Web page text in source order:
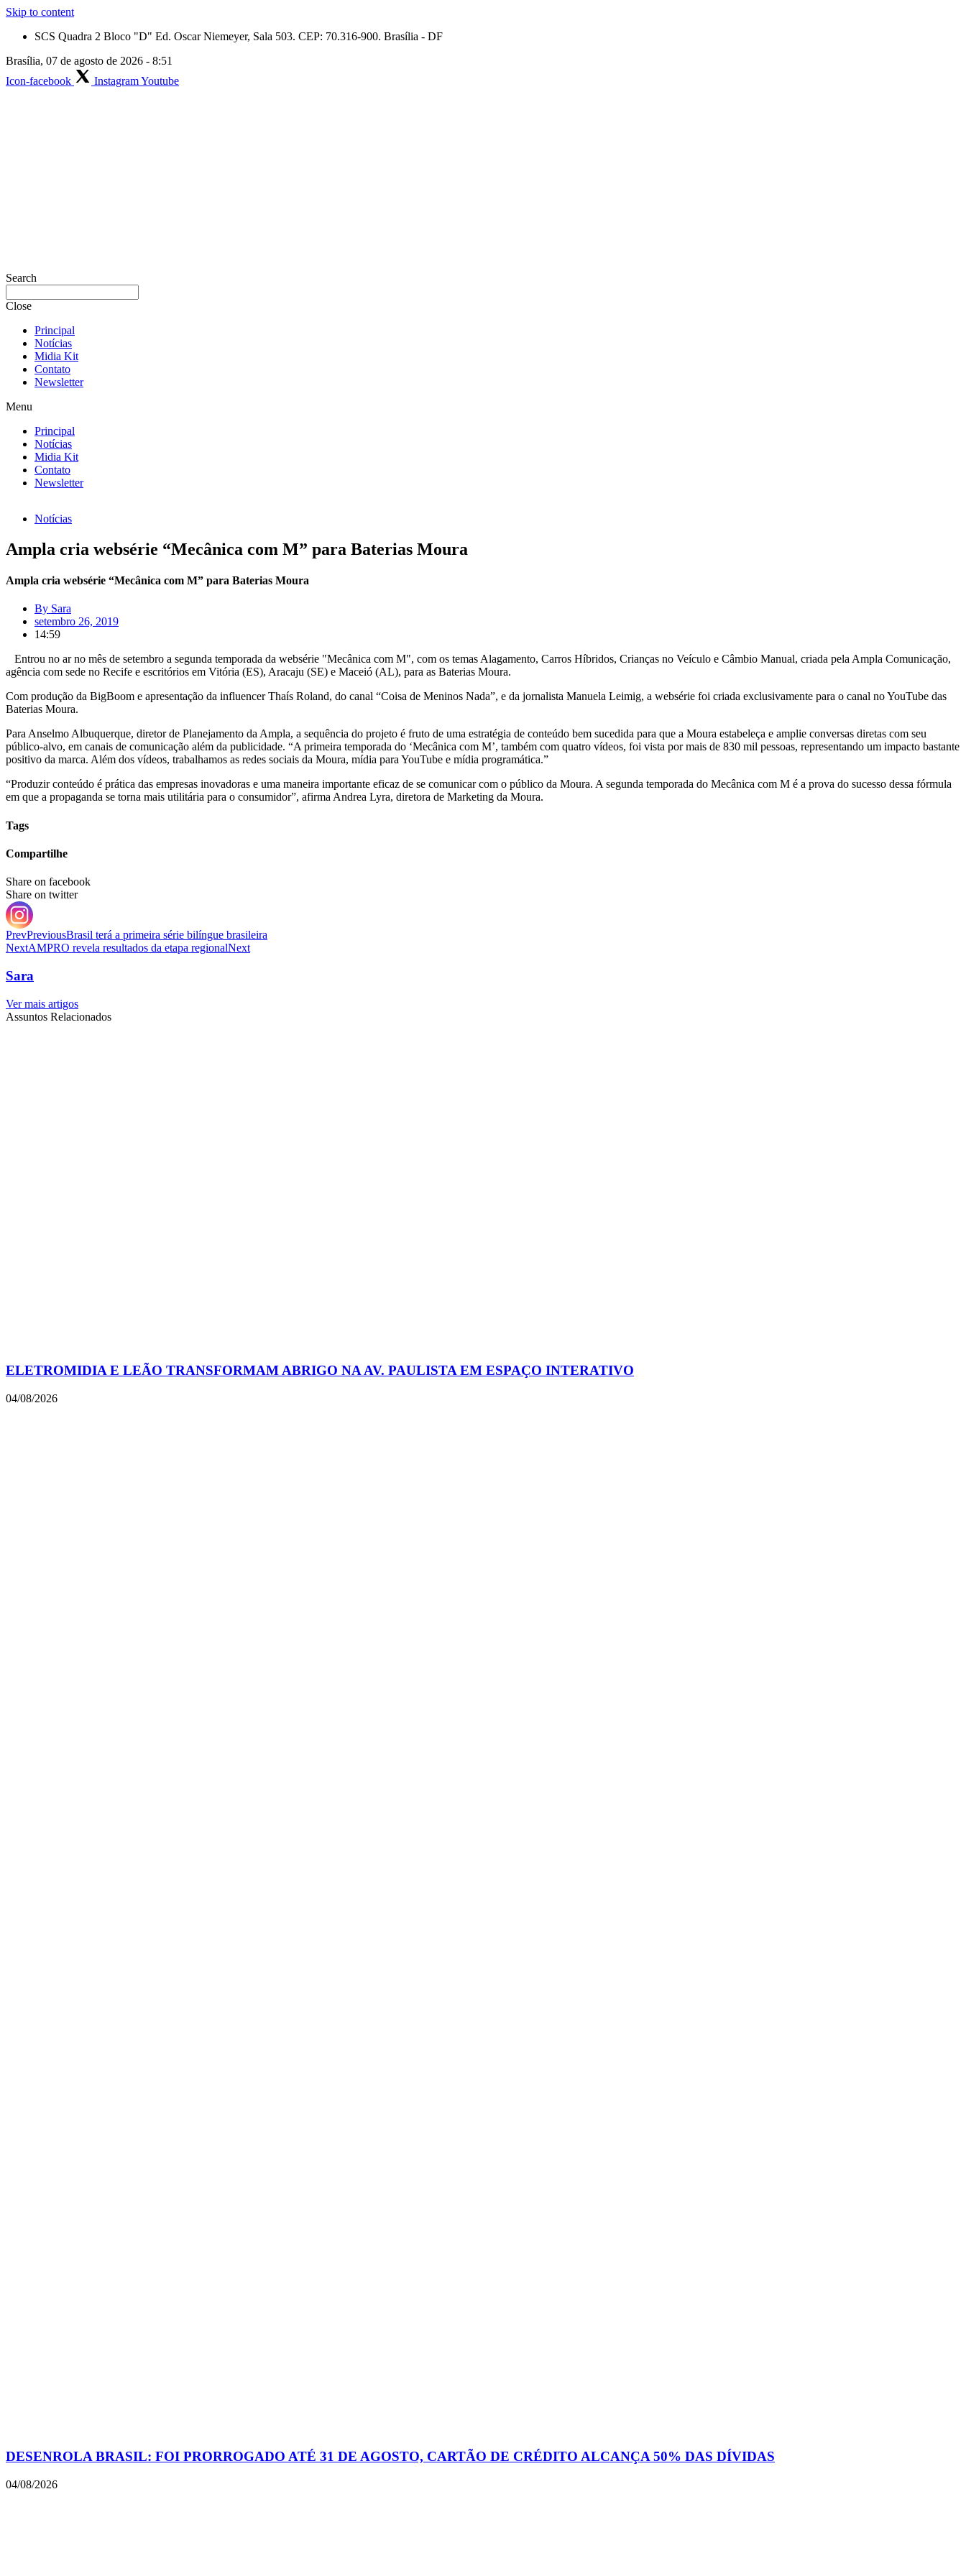
Skip to content
SCS Quadra 2 Bloco "D" Ed. Oscar Niemeyer, Sala 503. CEP: 70.316-900. Brasília - DF
Brasília, 07 de agosto de 2026 - 8:51
Icon-facebook
InstagramYoutube
Search
Close
Principal
Notícias
Midia Kit
Contato
Newsletter
Menu
Principal
Notícias
Midia Kit
Contato
Newsletter
Notícias
Ampla cria websérie “Mecânica com M” para Baterias Moura
Ampla cria websérie “Mecânica com M” para Baterias Moura
By Sara
setembro 26, 2019
14:59
Entrou no ar no mês de setembro a segunda temporada da websérie "Mecânica com M", com os temas Alagamento, Carros Híbridos, Crianças no Veículo e Câmbio Manual, criada pela Ampla Comunicação,
agência com sede no Recife e escritórios em Vitória (ES), Aracaju (SE) e Maceió (AL), para as Baterias Moura.
Com produção da BigBoom e apresentação da influencer Thaís Roland, do canal “Coisa de Meninos Nada”, e da jornalista Manuela Leimig, a websérie foi criada exclusivamente para o canal no YouTube das
Baterias Moura.
Para Anselmo Albuquerque, diretor de Planejamento da Ampla, a sequência do projeto é fruto de uma estratégia de conteúdo bem sucedida para que a Moura estabeleça e amplie conversas diretas com seu
público-alvo, em canais de comunicação além da publicidade. “A primeira temporada do ‘Mecânica com M’, também com quatro vídeos, foi vista por mais de 830 mil pessoas, representando um impacto bastante
positivo da marca. Além dos vídeos, trabalhamos as redes sociais da Moura, mídia para YouTube e mídia programática.”
“Produzir conteúdo é prática das empresas inovadoras e uma maneira importante eficaz de se comunicar com o público da Moura. A segunda temporada do Mecânica com M é a prova do sucesso dessa fórmula
em que a propaganda se torna mais utilitária para o consumidor”, afirma Andrea Lyra, diretora de Marketing da Moura.
Tags
Compartilhe
Share on facebook
Share on twitter
PrevPreviousBrasil terá a primeira série bilíngue brasileira
NextAMPRO revela resultados da etapa regionalNext
Sara
Ver mais artigos
Assuntos Relacionados
ELETROMIDIA E LEÃO TRANSFORMAM ABRIGO NA AV. PAULISTA EM ESPAÇO INTERATIVO
04/08/2026
DESENROLA BRASIL: FOI PRORROGADO ATÉ 31 DE AGOSTO, CARTÃO DE CRÉDITO ALCANÇA 50% DAS DÍVIDAS
04/08/2026